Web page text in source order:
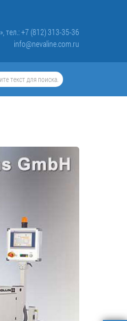
тел.: +7 (812) 313-35-36
info@nevaline.com.ru